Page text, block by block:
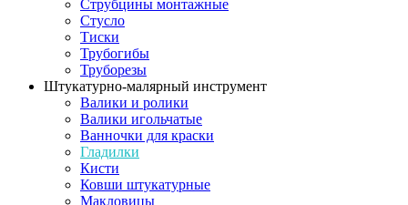
Струбцины монтажные
Стусло
Тиски
Трубогибы
Труборезы
Штукатурно-малярный инструмент
Валики и ролики
Валики игольчатые
Ванночки для краски
Гладилки
Кисти
Ковши штукатурные
Макловицы